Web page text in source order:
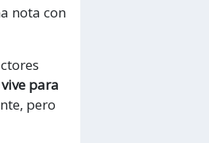
nota con
para
pero